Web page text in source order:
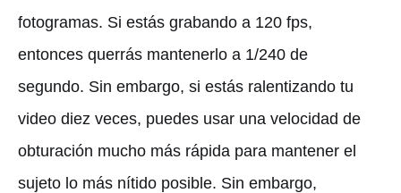
fotogramas. Si estás grabando a 120 fps,
entonces querrás mantenerlo a 1/240 de
segundo. Sin embargo, si estás ralentizando tu
video diez veces, puedes usar una velocidad de
obturación mucho más rápida para mantener el
sujeto lo más nítido posible. Sin embargo,